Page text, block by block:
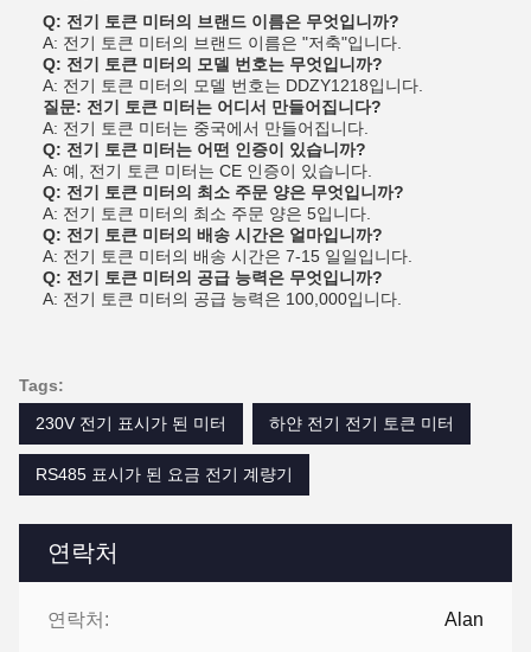
연락처
연락처: Alan
Q: 전기 토큰 미터의 브랜드 이름은 무엇입니까?
A: 전기 토큰 미터의 브랜드 이름은 "저축"입니다.
Q: 전기 토큰 미터의 모델 번호는 무엇입니까?
A: 전기 토큰 미터의 모델 번호는 DDZY1218입니다.
질문: 전기 토큰 미터는 어디서 만들어집니다?
A: 전기 토큰 미터는 중국에서 만들어집니다.
Q: 전기 토큰 미터는 어떤 인증이 있습니까?
A: 예, 전기 토큰 미터는 CE 인증이 있습니다.
Q: 전기 토큰 미터의 최소 주문 양은 무엇입니까?
A: 전기 토큰 미터의 최소 주문 양은 5입니다.
Q: 전기 토큰 미터의 배송 시간은 얼마입니까?
A: 전기 토큰 미터의 배송 시간은 7-15 일일입니다.
Q: 전기 토큰 미터의 공급 능력은 무엇입니까?
A: 전기 토큰 미터의 공급 능력은 100,000입니다.
Tags:
230V 전기 표시가 된 미터
하얀 전기 전기 토큰 미터
RS485 표시가 된 요금 전기 계량기